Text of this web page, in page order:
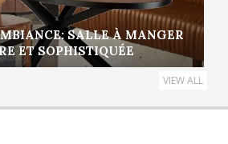
SALLE À MANGER
ET SOPHISTIQUÉE
VIEW ALL